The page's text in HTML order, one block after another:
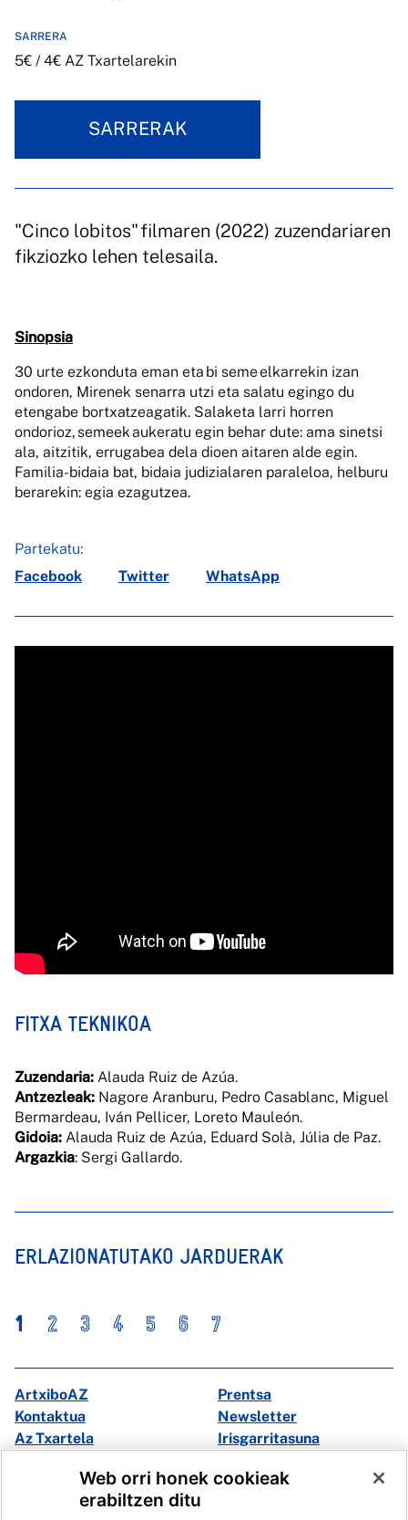
SARRERA
5€ / 4€ AZ Txartelarekin
SARRERAK
"Cinco lobitos" filmaren (2022) zuzendariaren
fikziozko lehen telesaila.
Sinopsia
30 urte ezkonduta eman eta bi seme elkarrekin izan
ondoren, Mirenek senarra utzi eta salatu egingo du
etengabe bortxatzeagatik. Salaketa larri horren
ondorioz, semeek aukeratu egin behar dute: ama sinetsi
ala, aitzitik, errugabea dela dioen aitaren alde egin.
Familia-bidaia bat, bidaia judizialaren paraleloa, helburu
berarekin: egia ezagutzea.
Partekatu:
Facebook
Twitter WhatsApp
FITXA TEKNIKOA
Zuzendaria: Alauda Ruiz de Azúa.
Antzezleak: Nagore Aranburu, Pedro Casablanc, Miguel
Bermardeau, Iván Pellicer, Loreto Mauleón.
Gidoia: Alauda Ruiz de Azúa, Eduard Solà, Júlia de Paz.
Argazkia: Sergi Gallardo.
ERLAZIONATUTAKO JARDUERAK
1 2 3 4 5 6 7
ArtxiboAZ
Prentsa
Kontaktua
Newsletter
Az Txartela
Irisgarritasuna
Web orri honek cookieak
erabiltzen ditu